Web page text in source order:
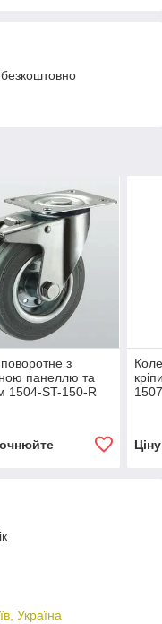
з
панеллю та
1504-ST-150-R
Україна